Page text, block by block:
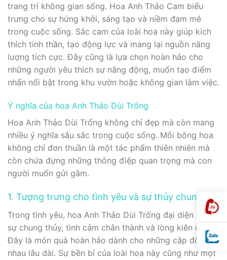
trang trí không gian sống. Hoa Anh Thảo Cam biểu
trưng cho sự hứng khởi, sáng tạo và niềm đam mê
trong cuộc sống. Sắc cam của loài hoa này giúp kích
thích tinh thần, tạo động lực và mang lại nguồn năng
lượng tích cực. Đây cũng là lựa chọn hoàn hảo cho
những người yêu thích sự năng động, muốn tạo điểm
nhấn nổi bật trong khu vườn hoặc không gian làm việc.
Ý nghĩa của hoa Anh Thảo Dùi Trống
Hoa Anh Thảo Dùi Trống không chỉ đẹp mà còn mang
nhiều ý nghĩa sâu sắc trong cuộc sống. Mỗi bông hoa
không chỉ đơn thuần là một tác phẩm thiên nhiên mà
còn chứa đựng những thông điệp quan trọng mà con
người muốn gửi gắm.
1. Tượng trưng cho tình yêu và sự thủy chung
Trong tình yêu, hoa Anh Thảo Dùi Trống đại diện cho
sự chung thủy, tình cảm chân thành và lòng kiên định.
Đây là món quà hoàn hảo dành cho những cặp đôi yêu
nhau lâu dài. Sự bền bỉ của loài hoa này cũng như một